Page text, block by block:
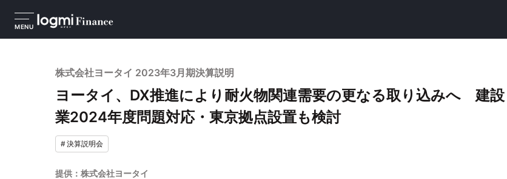
MENU
株式会社ヨータイ 2023年3月期決算説明
ヨータイ、DX推進により耐火物関連需要の更なる取り込みへ 建設
業2024年度問題対応・東京拠点設置も検討
#決算説明会
提供：株式会社ヨータイ